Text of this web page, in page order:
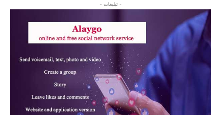
- تبلیغات -